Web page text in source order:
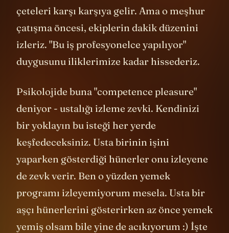
hatırlayın. Al Pacino ve Robert De Niro'nun
çeteleri karşı karşıya gelir. Ama o meşhur
çatışma öncesi, ekiplerin dakik düzenini
izleriz. "Bu iş profesyonelce yapılıyor"
Psikolojide buna "competence pleasure"
deniyor - ustalığı izleme zevki. Kendinizi
bir yoklayın bu isteği her yerde
keşfedeceksiniz. Usta birinin işini
yaparken gösterdiği hünerler onu izleyene
de zevk verir. Ben o yüzden yemek
programı izleyemiyorum mesela. Usta bir
aşçı hünerlerini gösterirken az önce yemek